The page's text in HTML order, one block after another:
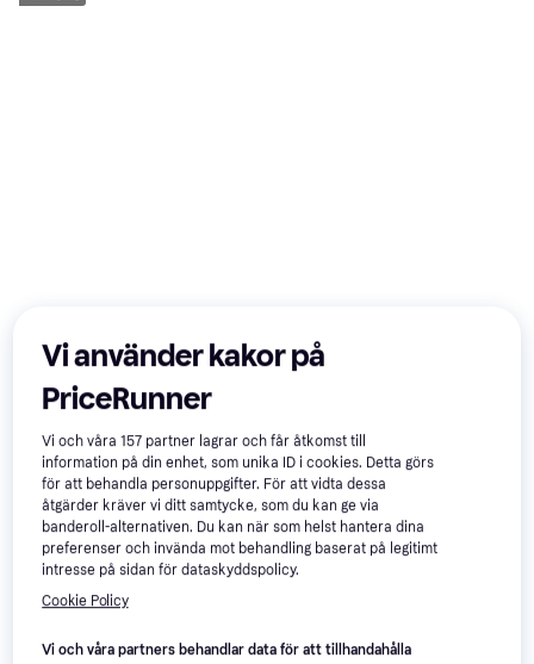
50+
Vi använder kakor på
PriceRunner
Vi och våra157 partner lagrar och får åtkomst till
information på din enhet, som unika ID i cookies. Detta görs
för att behandla personuppgifter. För att vidta dessa
åtgärder kräver vi ditt samtycke, som du kan ge via
banderoll-alternativen. Du kan när som helst hantera dina
preferenser och invända mot behandling baserat på legitimt
intresse på sidan för dataskyddspolicy.
Cookie Policy
Vi och våra partners behandlar data för att tillhandahålla